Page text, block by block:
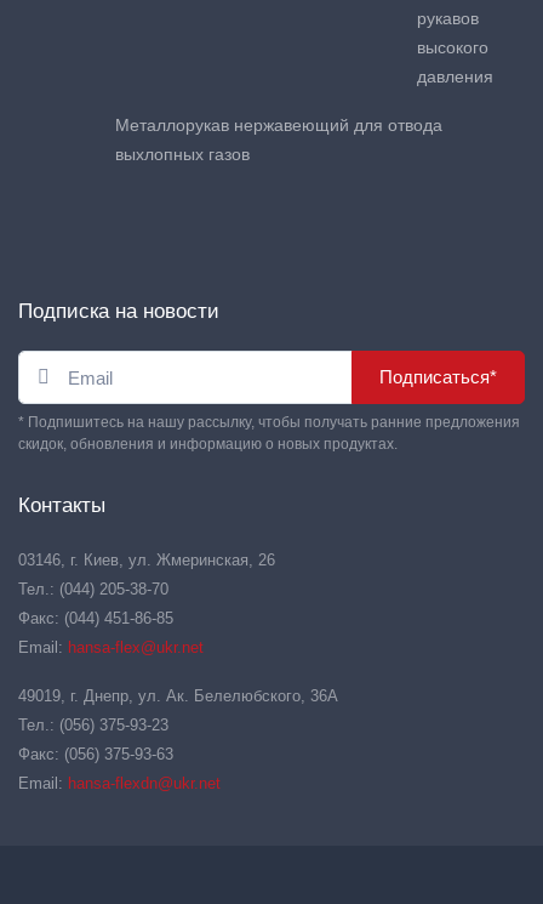
рукавов
высокого
давления
Металлорукав нержавеющий для отвода
выхлопных газов
Подписка на новости
Подписаться*
* Подпишитесь на нашу рассылку, чтобы получать ранние предложения
скидок, обновления и информацию о новых продуктах.
Контакты
03146, г. Киев, ул. Жмеринская, 26
Тел.: (044) 205-38-70
Факс: (044) 451-86-85
Email: hansa-flex@ukr.net
49019, г. Днепр, ул. Ак. Белелюбского, 36А
Тел.: (056) 375-93-23
Факс: (056) 375-93-63
Email: hansa-flexdn@ukr.net